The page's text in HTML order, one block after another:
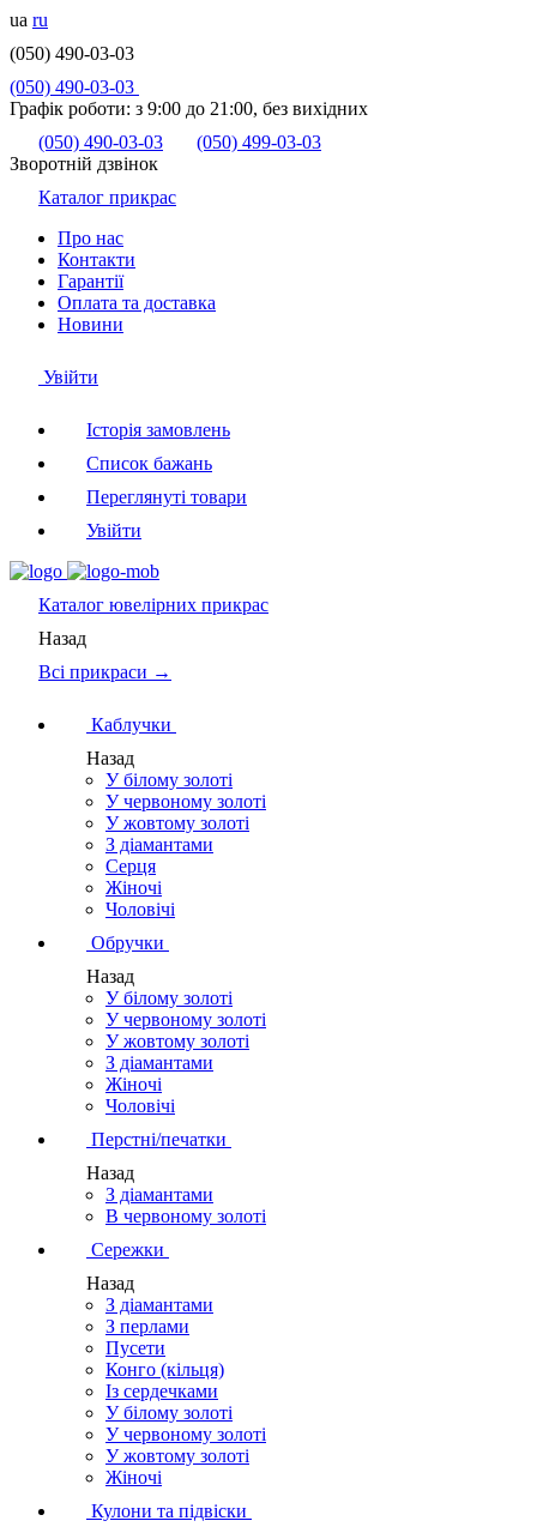
ua ru
(050) 490-03-03
(050) 490-03-03
Графік роботи: з 9:00 до 21:00, без вихідних
(050) 490-03-03
(050) 499-03-03
Зворотній дзвінок
Каталог прикрас
Про нас
Контакти
Гарантії
Оплата та доставка
Новини
Увійти
Історія замовлень
Список бажань
Переглянуті товари
Увійти
Каталог ювелірних прикрас
Назад
Всі прикраси →
Каблучки
Назад
У білому золоті
У червоному золоті
У жовтому золоті
З діамантами
Серця
Жіночі
Чоловічі
Обручки
Назад
У білому золоті
У червоному золоті
У жовтому золоті
З діамантами
Жіночі
Чоловічі
Перстні/печатки
Назад
З діамантами
В червоному золоті
Сережки
Назад
З діамантами
З перлами
Пусети
Конго (кільця)
Із сердечками
У білому золоті
У червоному золоті
У жовтому золоті
Жіночі
Кулони та підвіски